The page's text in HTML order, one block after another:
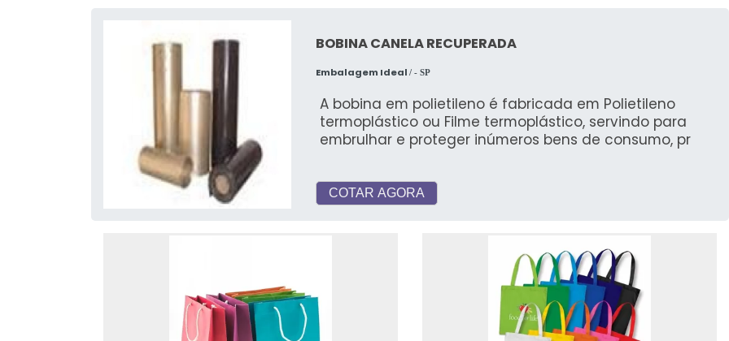
BOBINA CANELA RECUPERADA
Embalagem Ideal/ - SP
A bobina em polietileno é fabricada em Polietileno
termoplástico ou Filme termoplástico, servindo para
embrulhar e proteger inúmeros bens de consumo, pr
COTAR AGORA